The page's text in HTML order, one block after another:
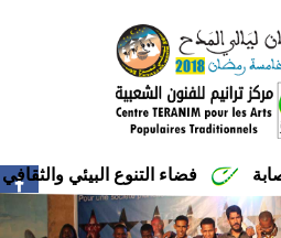
فضاء التنوع البيئي والثقافي